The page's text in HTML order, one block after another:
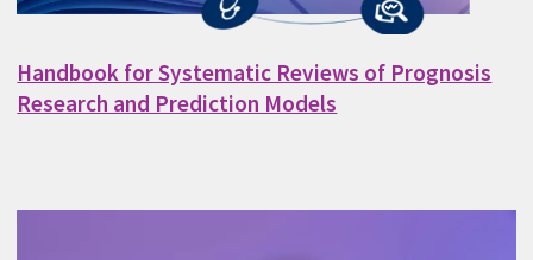
Handbook for Systematic Reviews of Prognosis
Research and Prediction Models